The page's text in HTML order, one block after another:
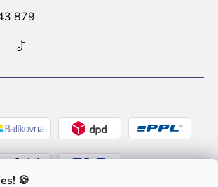
🍪
879